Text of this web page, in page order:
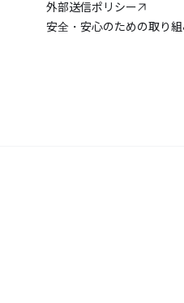
外部送信ポリシー
安全・安心のための取り